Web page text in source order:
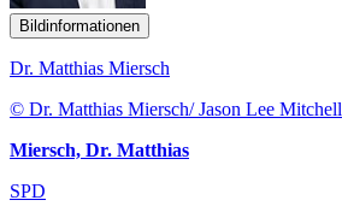
Bildinformationen
Dr. Matthias Miersch
© Dr. Matthias Miersch/ Jason Lee Mitchell
Miersch, Dr. Matthias
SPD